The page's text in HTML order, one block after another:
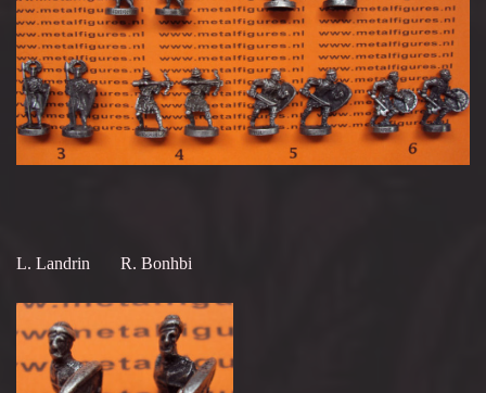
L. Landrin R. Bonhbi